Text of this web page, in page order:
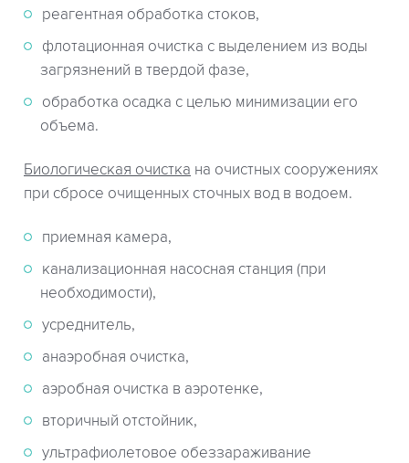
реагентная обработка стоков,
флотационная очистка с выделением из воды
загрязнений в твердой фазе,
обработка осадка с целью минимизации его
объема.
Биологическая очистка на очистных сооружениях
при сбросе очищенных сточных вод в водоем.
приемная камера,
канализационная насосная станция (при
необходимости),
усреднитель,
анаэробная очистка,
аэробная очистка в аэротенке,
вторичный отстойник,
ультрафиолетовое обеззараживание